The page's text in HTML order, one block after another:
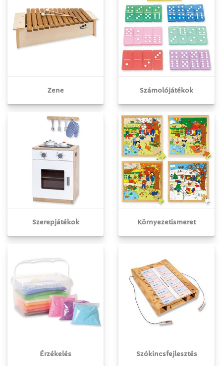
Zene Számolójátékok
Szerepjátékok Környezetismeret
Érzékelés Szókincsfejlesztés